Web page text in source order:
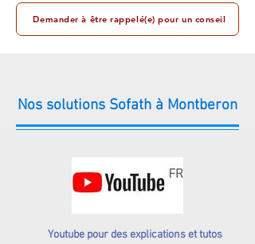
Demander à être rappelé(e) pour un conseil
Nos solutions Sofath à Montberon
Youtube pour des explications et tutos